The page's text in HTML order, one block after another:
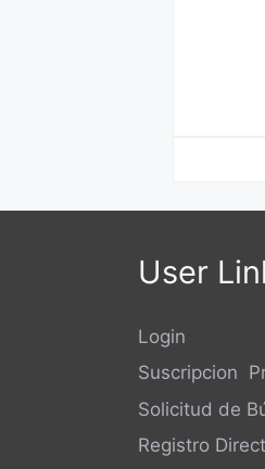
User
Login
Suscripcion
Solicitud de
Registro